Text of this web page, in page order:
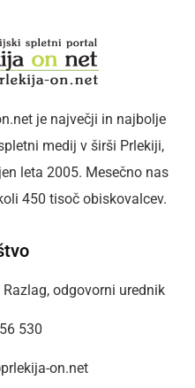
AVGUST 2026 Sledite nam:
je največji in najbolje
medij v širši Prlekiji,
leta 2005. Mesečno nas
450 tisoč obiskovalcev.
Razlag, odgovorni urednik
530
on.net
Naslovnica
Kultura in